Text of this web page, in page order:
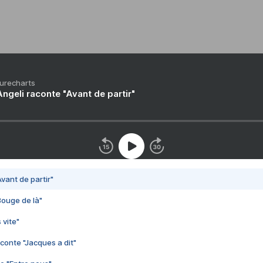
raconte "Avant de partir"
de partir"
de là"
vite"
"Jacques a dit"